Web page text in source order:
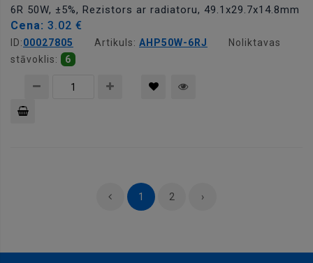
6R 50W, ±5%, Rezistors ar radiatoru, 49.1x29.7x14.8mm
Cena: 3.02 €
ID:00027805 Artikuls: AHP50W-6RJ
Noliktavas
stāvoklis:
6
1 2 ›